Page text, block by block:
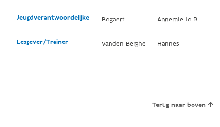
Jeugdverantwoordelijke Bogaert Annemie Jo R
Lesgever/Trainer Vanden Berghe Hannes
Terug naar boven